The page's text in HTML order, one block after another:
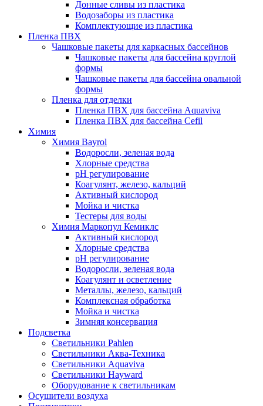
Донные сливы из пластика
Водозаборы из пластика
Комплектующие из пластика
Пленка ПВХ
Чашковые пакеты для каркасных бассейнов
Чашковые пакеты для бассейна круглой
формы
Чашковые пакеты для бассейна овальной
формы
Пленка для отделки
Пленка ПВХ для бассейна Aquaviva
Пленка ПВХ для бассейна Cefil
Химия
Химия Bayrol
Водоросли, зеленая вода
Хлорные средства
рН регулирование
Коагулянт, железо, кальций
Активный кислород
Мойка и чистка
Тестеры для воды
Химия Маркопул Кемиклс
Активный кислород
Хлорные средства
рН регулирование
Водоросли, зеленая вода
Коагулянт и осветление
Металлы, железо, кальций
Комплексная обработка
Мойка и чистка
Зимняя консервация
Подсветка
Светильники Pahlen
Светильники Аква-Техника
Светильники Aquaviva
Светильники Hayward
Оборудование к светильникам
Осушители воздуха